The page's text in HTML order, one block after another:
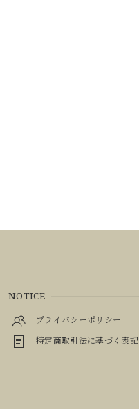
NOTICE
プライバシーポリシー
特定商取引法に基づく表記